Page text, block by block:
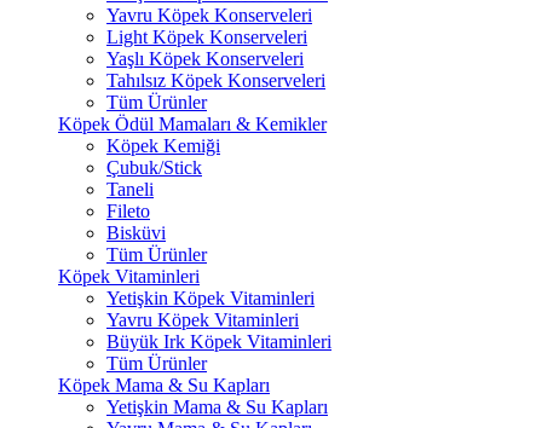
Yavru Köpek Konserveleri
Light Köpek Konserveleri
Yaşlı Köpek Konserveleri
Tahılsız Köpek Konserveleri
Tüm Ürünler
Köpek Ödül Mamaları & Kemikler
Köpek Kemiği
Çubuk/Stick
Taneli
Fileto
Bisküvi
Tüm Ürünler
Köpek Vitaminleri
Yetişkin Köpek Vitaminleri
Yavru Köpek Vitaminleri
Büyük Irk Köpek Vitaminleri
Tüm Ürünler
Köpek Mama & Su Kapları
Yetişkin Mama & Su Kapları